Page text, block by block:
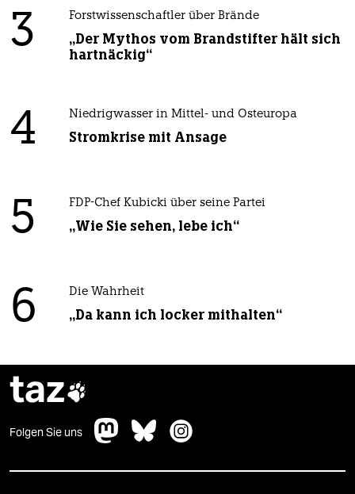
3 Forstwissenschaftler über Brände
„Der Mythos vom Brandstifter hält sich
hartnäckig“
4 Niedrigwasser in Mittel- und Osteuropa
Stromkrise mit Ansage
5 FDP-Chef Kubicki über seine Partei
„Wie Sie sehen, lebe ich“
6 Die Wahrheit
„Da kann ich locker mithalten“
taz
Folgen Sie uns